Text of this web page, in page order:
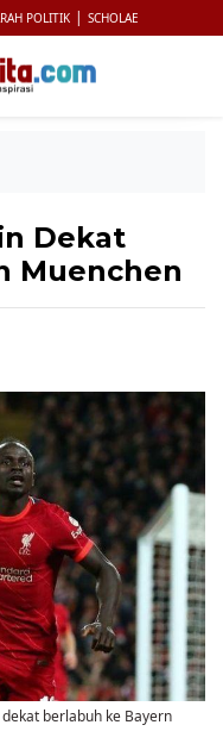
POLITIK | SCHOLAE
Dekat
Muenchen
berlabuh ke Bayern